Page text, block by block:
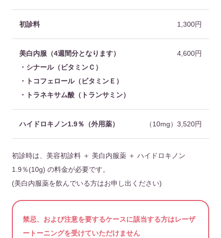
初診料 1,300円
美白内服（4週間分となります）
・シナール（ビタミンＣ）
・トコフェロール（ビタミンＥ）
・トラネキサム酸（トランサミン）
4,600円
ハイドロキノン1.9％（外用薬） （10mg）3,520円
初診時は、美容初診料 ＋ 美白内服薬 ＋ ハイドロキノン
1.9％(10g) の料金が必要です。
(美白内服薬を飲んでいる方はお申し出ください)
禁忌、および注意を要するケースに該当する方はレーザ
ートーニングを受けていただけません